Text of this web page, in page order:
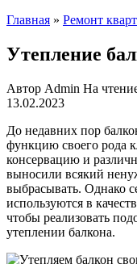
Главная » Ремонт
Утепление
Автор Admin На
13.02.2023
До недавних пор
функцию своего рода
консервацию и
выносили всякий
выбрасывать. Однако
используются в
чтобы реализовать
утеплении балкона.